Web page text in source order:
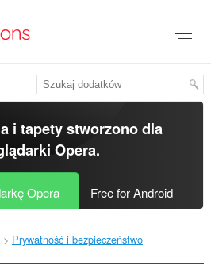
i tapety stworzono dla
Opera.
Opera Free for Android
Prywatność i bezpieczeństwo